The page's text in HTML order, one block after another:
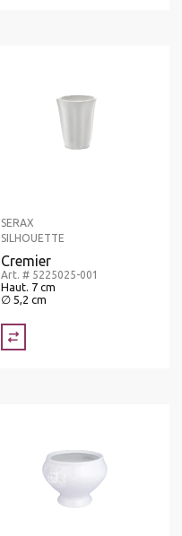
SERAX
SILHOUETTE
Cremier
Art. # 5225025-001
Haut. 7 cm
∅ 5,2 cm